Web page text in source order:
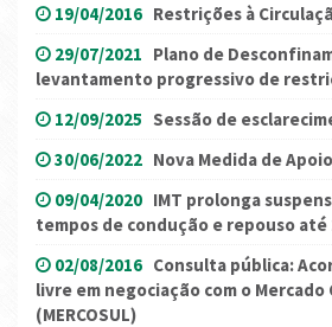
19/04/2016 Restrições à
29/07/2021 Plano de
levantamento progressivo de
12/09/2025 Sessão de
30/06/2022 Nova Medida de
09/04/2020 IMT prolonga
tempos de condução e repouso até
02/08/2016 Consulta pública:
livre em negociação com o Mercado
(MERCOSUL)